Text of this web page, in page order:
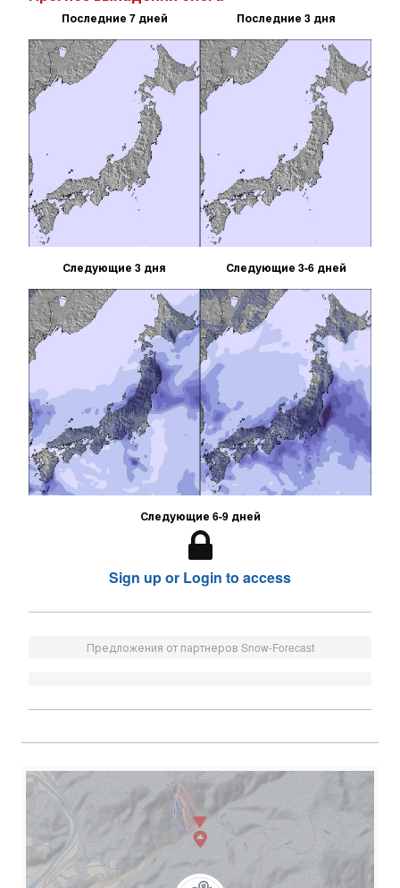
Последние 7 дней Последние 3 дня
Следующие 3 дня Следующие 3-6 дней
Следующие 6-9 дней
Sign up or Login to access
Предложения от партнеров Snow-Forecast